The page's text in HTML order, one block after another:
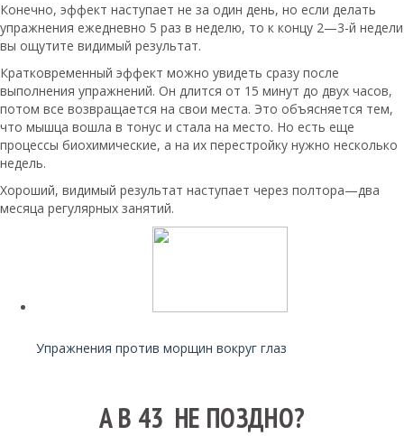
Конечно, эффект наступает не за один день, но если делать
упражнения ежедневно 5 раз в неделю, то к концу 2—3-й недели
вы ощутите видимый результат.
Кратковременный эффект можно увидеть сразу после
выполнения упражнений. Он длится от 15 минут до двух часов,
потом все возвращается на свои места. Это объясняется тем,
что мышца вошла в тонус и стала на место. Но есть еще
процессы биохимические, а на их перестройку нужно несколько
недель.
Хороший, видимый результат наступает через полтора—два
месяца регулярных занятий.
Упражнения против морщин вокруг глаз
А В 43 НЕ ПОЗДНО?